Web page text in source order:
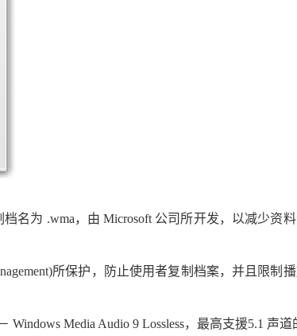
名为 .wma，由 Microsoft 公司所开发，以减少资
所保护，防止使用者复制档案，并且限制
Media Audio 9 Lossless，最高支援5.1 声道